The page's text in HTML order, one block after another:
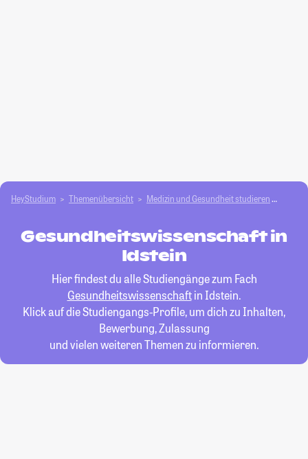
HeyStudium Themenübersicht Medizin und Gesundheit studieren
Gesundheitswissenschaft in
Idstein
Hier findest du alle Studiengänge zum Fach
Gesundheitswissenschaftin Idstein.
Klick auf die Studiengangs-Profile, um dich zu Inhalten,
Bewerbung, Zulassung
und vielen weiteren Themen zu informieren.